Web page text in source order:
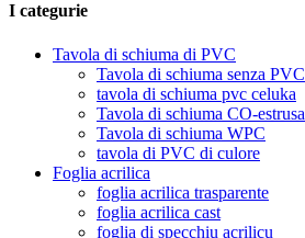
I categurie
Tavola di schiuma di PVC
Tavola di schiuma senza PVC
tavola di schiuma pvc celuka
Tavola di schiuma CO-estrusa
Tavola di schiuma WPC
tavola di PVC di culore
Foglia acrilica
foglia acrilica trasparente
foglia acrilica cast
foglia di specchiu acrilicu